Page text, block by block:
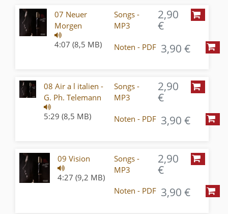
07 Neuer
Morgen
4:07 (8,5 MB)
Songs -
MP3
2,90
€
Noten - PDF 3,90 €
08 Air a l italien -
G. Ph. Telemann
5:29 (8,5 MB)
Songs -
MP3
2,90
€
Noten - PDF 3,90 €
09 Vision
4:27 (9,2 MB)
Songs -
MP3
2,90
€
Noten - PDF 3,90 €